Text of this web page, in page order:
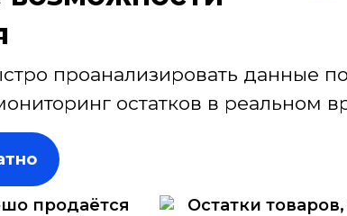
проанализировать данные
остатков в реальном
продаётся
Остатки